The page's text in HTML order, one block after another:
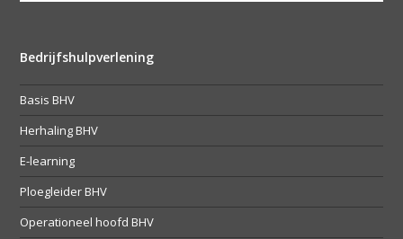
Bedrijfshulpverlening
Basis BHV
Herhaling BHV
E-learning
Ploegleider BHV
Operationeel hoofd BHV